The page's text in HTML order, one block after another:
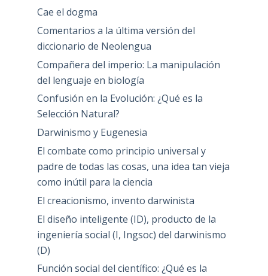
Cae el dogma
Comentarios a la última versión del
diccionario de Neolengua
Compañera del imperio: La manipulación
del lenguaje en biología
Confusión en la Evolución: ¿Qué es la
Selección Natural?
Darwinismo y Eugenesia
El combate como principio universal y
padre de todas las cosas, una idea tan vieja
como inútil para la ciencia
El creacionismo, invento darwinista
El diseño inteligente (ID), producto de la
ingeniería social (I, Ingsoc) del darwinismo
(D)
Función social del científico: ¿Qué es la